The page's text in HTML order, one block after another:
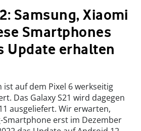
Samsung, Xiaomi
Smartphones
Update erhalten
ist auf dem Pixel 6 werkseitig
Das Galaxy S21 wird dagegen
ausgeliefert. Wir erwarten,
Smartphone erst im Dezember